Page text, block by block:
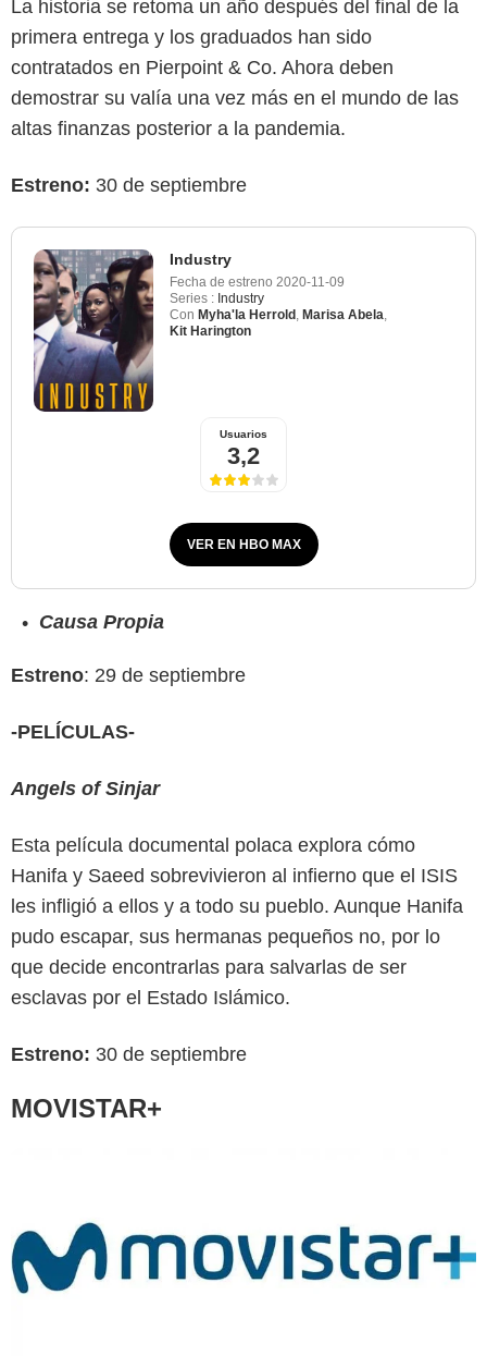
La historia se retoma un año después del final de la
primera entrega y los graduados han sido
contratados en Pierpoint & Co. Ahora deben
demostrar su valía una vez más en el mundo de las
altas finanzas posterior a la pandemia.
Estreno: 30 de septiembre
Industry
Fecha de estreno 2020-11-09
Series : Industry
Con Myha'la Herrold, Marisa Abela,
Kit Harington
Usuarios
3,2
VER EN HBO MAX
Causa Propia
Estreno: 29 de septiembre
-PELÍCULAS-
Angels of Sinjar
Esta película documental polaca explora cómo
Hanifa y Saeed sobrevivieron al infierno que el ISIS
les infligió a ellos y a todo su pueblo. Aunque Hanifa
pudo escapar, sus hermanas pequeños no, por lo
que decide encontrarlas para salvarlas de ser
esclavas por el Estado Islámico.
Estreno: 30 de septiembre
MOVISTAR+